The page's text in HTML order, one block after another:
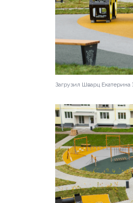
Загрузил Шварц Екатерина